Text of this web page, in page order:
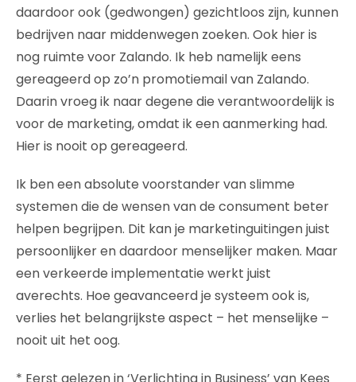
daardoor ook (gedwongen) gezichtloos zijn, kunnen
bedrijven naar middenwegen zoeken. Ook hier is
nog ruimte voor Zalando. Ik heb namelijk eens
gereageerd op zo’n promotiemail van Zalando.
Daarin vroeg ik naar degene die verantwoordelijk is
voor de marketing, omdat ik een aanmerking had.
Hier is nooit op gereageerd.
Ik ben een absolute voorstander van slimme
systemen die de wensen van de consument beter
helpen begrijpen. Dit kan je marketinguitingen juist
persoonlijker en daardoor menselijker maken. Maar
een verkeerde implementatie werkt juist
averechts. Hoe geavanceerd je systeem ook is,
verlies het belangrijkste aspect – het menselijke –
nooit uit het oog.
* Eerst gelezen in ‘Verlichting in Business’ van Kees